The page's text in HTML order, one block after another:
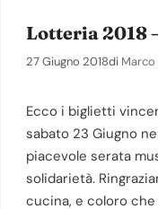
Lotteria 2018
27 Giugno 2018di Marco
Ecco i biglietti
sabato 23 Giugno
piacevole serata
solidarietà.
cucina, e coloro